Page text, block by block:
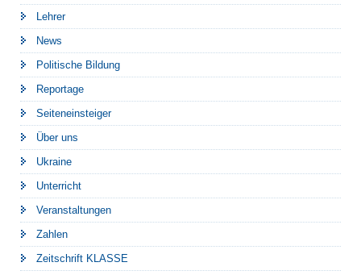
Lehrer
News
Politische Bildung
Reportage
Seiteneinsteiger
Über uns
Ukraine
Unterricht
Veranstaltungen
Zahlen
Zeitschrift KLASSE